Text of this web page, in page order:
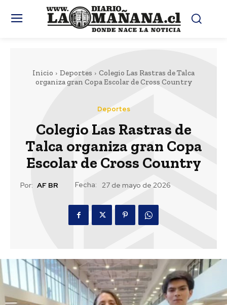
Inicio Deportes
Colegio Las Rastras de Talca
organiza gran Copa Escolar de Cross Country
Deportes
Colegio Las Rastras de
Talca organiza gran Copa
Escolar de Cross Country
Por: AF BR Fecha: 27 de mayo de 2026